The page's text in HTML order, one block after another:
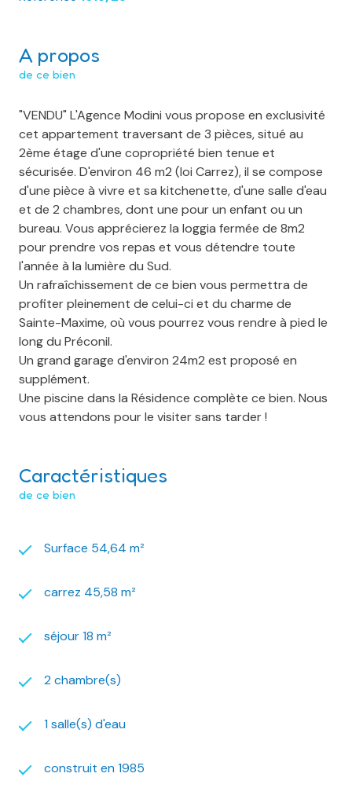
A propos
de ce bien
"VENDU" L'Agence Modini vous propose en exclusivité
cet appartement traversant de 3 pièces, situé au
2ème étage d'une copropriété bien tenue et
sécurisée. D'environ 46 m2 (loi Carrez), il se compose
d'une pièce à vivre et sa kitchenette, d'une salle d'eau
et de 2 chambres, dont une pour un enfant ou un
bureau. Vous apprécierez la loggia fermée de 8m2
pour prendre vos repas et vous détendre toute
l'année à la lumière du Sud.
Un rafraîchissement de ce bien vous permettra de
profiter pleinement de celui-ci et du charme de
Sainte-Maxime, où vous pourrez vous rendre à pied le
long du Préconil.
Un grand garage d'environ 24m2 est proposé en
supplément.
Une piscine dans la Résidence complète ce bien. Nous
vous attendons pour le visiter sans tarder !
Caractéristiques
de ce bien
Surface 54,64 m²
carrez 45,58 m²
séjour 18 m²
2 chambre(s)
1 salle(s) d'eau
construit en 1985